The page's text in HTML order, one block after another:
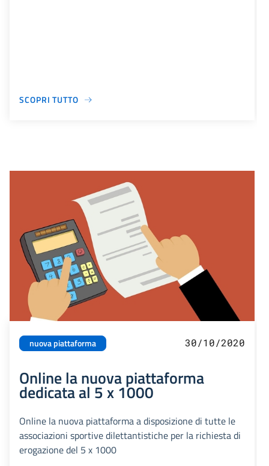
SCOPRI TUTTO
nuova piattaforma 30/10/2020
Online la nuova piattaforma
dedicata al 5 x 1000
Online la nuova piattaforma a disposizione di tutte le
associazioni sportive dilettantistiche per la richiesta di
erogazione del 5 x 1000